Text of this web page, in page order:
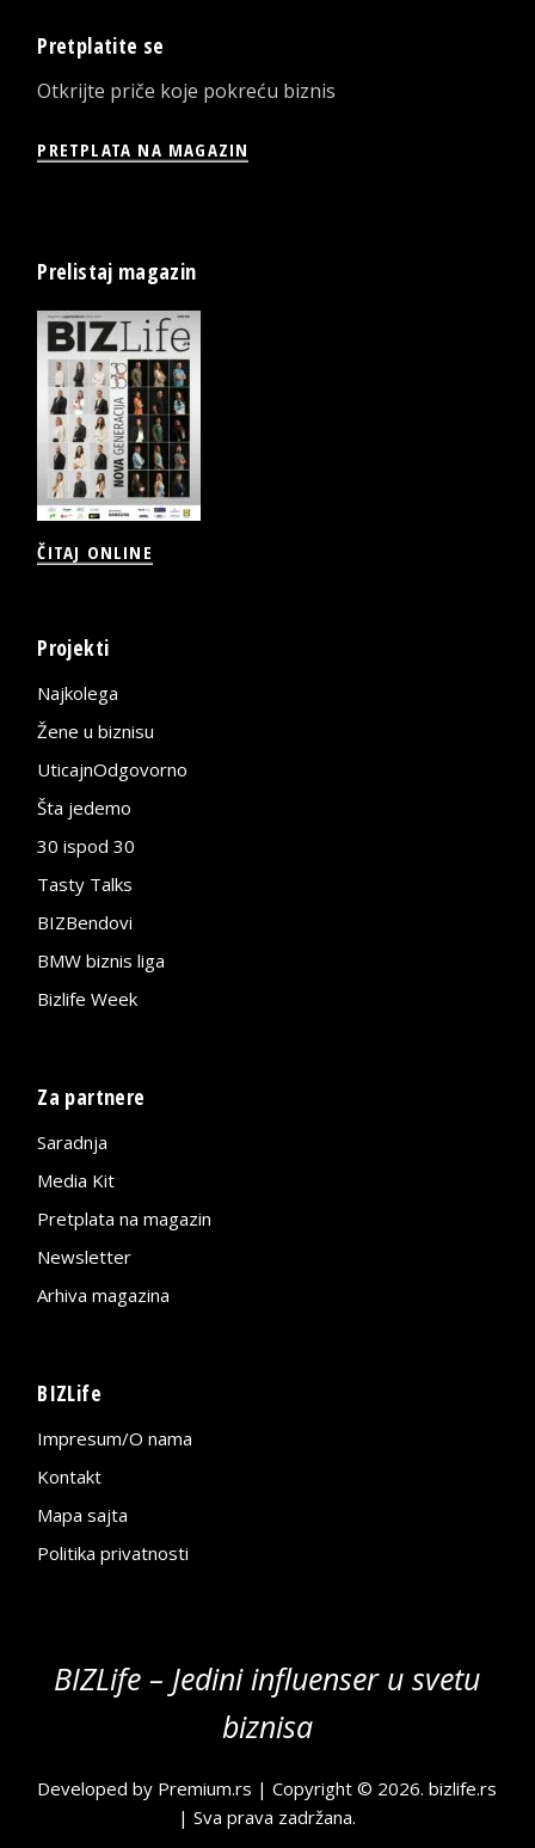
Pretplatite se
Otkrijte priče koje pokreću biznis
PRETPLATA NA MAGAZIN
Prelistaj magazin
ČITAJ ONLINE
Projekti
Najkolega
Žene u biznisu
UticajnOdgovorno
Šta jedemo
30 ispod 30
Tasty Talks
BIZBendovi
BMW biznis liga
Bizlife Week
Za partnere
Saradnja
Media Kit
Pretplata na magazin
Newsletter
Arhiva magazina
BIZLife
Impresum/O nama
Kontakt
Mapa sajta
Politika privatnosti
BIZLife – Jedini influenser u svetu
biznisa
Developed by Premium.rs | Copyright © 2026.bizlife.rs
| Sva prava zadržana.